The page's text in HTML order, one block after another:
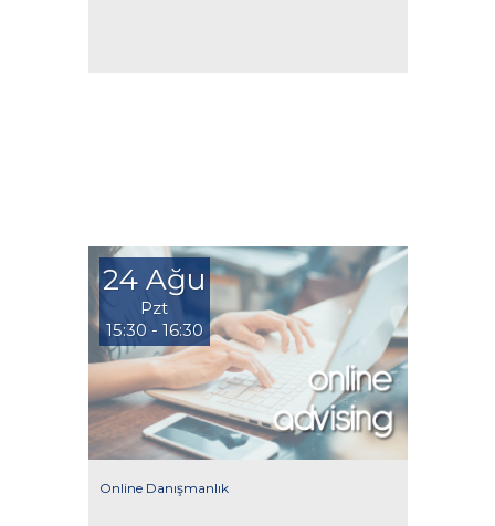
24 Ağu
Pzt
15:30 - 16:30
Online Danışmanlık